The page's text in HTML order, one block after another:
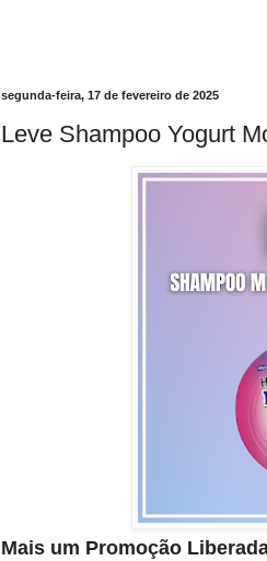
segunda-feira, 17 de fevereiro de 2025
Leve Shampoo Yogurt
Mais um Promoção